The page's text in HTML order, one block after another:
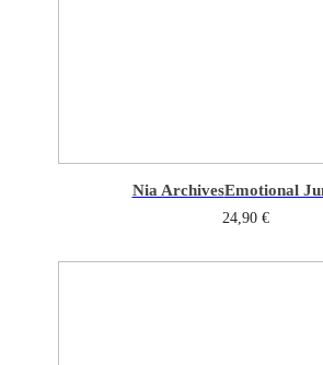
Nia ArchivesEmotional
24,90 €